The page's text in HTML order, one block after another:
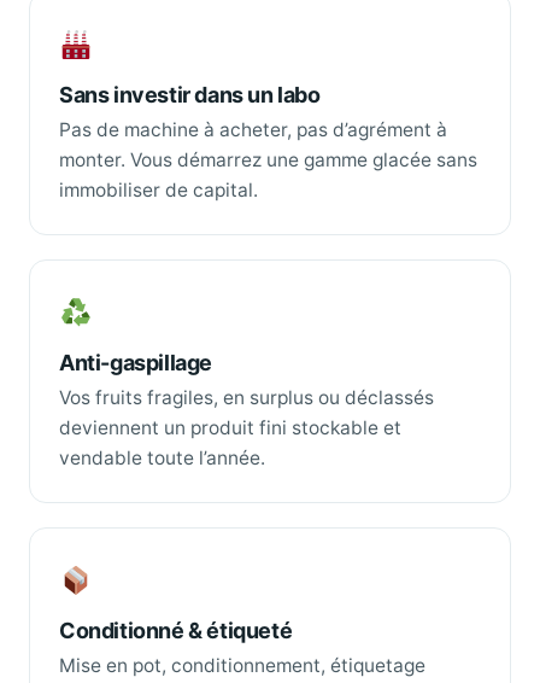
Sans investir dans un labo
Pas de machine à acheter, pas d’agrément à
monter. Vous démarrez une gamme glacée sans
immobiliser de capital.
Anti-gaspillage
Vos fruits fragiles, en surplus ou déclassés
deviennent un produit fini stockable et
vendable toute l’année.
Conditionné & étiqueté
Mise en pot, conditionnement, étiquetage